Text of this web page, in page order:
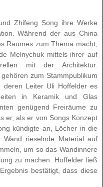
Zhifeng Song ihre Werke
Während der aus China
Raumes zum Thema macht,
Melnychuk mittels ihrer auf
mit der Architektur.
zum Stammpublikum
deren Leiter Uli Hoffelder es
in Keramik und Glas
genügend Freiräume zu
er, als er von Songs Konzept
kündigte an, Löcher in die
rieselnde Material auf
um so das Wandinnere
zu machen. Hoffelder ließ
bestätigt, dass diese